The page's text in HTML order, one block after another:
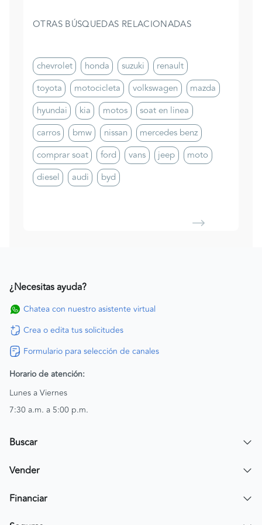
OTRAS BÚSQUEDAS RELACIONADAS
chevrolet honda suzuki
renault
toyota
motocicleta volkswagen
mazda
hyundai
kia motos
soat en linea
carros
bmw nissan
mercedes benz
comprar soat
ford vans jeep
moto
diesel
audi byd
¿Necesitas ayuda?
Chatea con nuestro asistente virtual
Crea o edita tus solicitudes
Formulario para selección de canales
Horario de atención:
Lunes a Viernes
7:30 a.m. a 5:00 p.m.
Buscar
Encuentra un carro
Vender
Publicar mi vehículo
Financiar